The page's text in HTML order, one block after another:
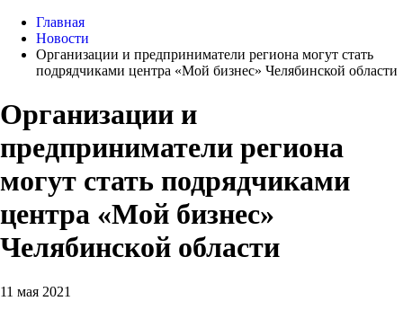
Главная
Новости
Организации и предприниматели региона могут стать
подрядчиками центра «Мой бизнес» Челябинской области
Организации и
предприниматели региона
могут стать подрядчиками
центра «Мой бизнес»
Челябинской области
11 мая 2021